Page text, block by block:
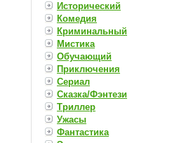
Исторический
Комедия
Криминальный
Мистика
Обучающий
Приключения
Сериал
Сказка/Фэнтези
Триллер
Ужасы
Фантастика